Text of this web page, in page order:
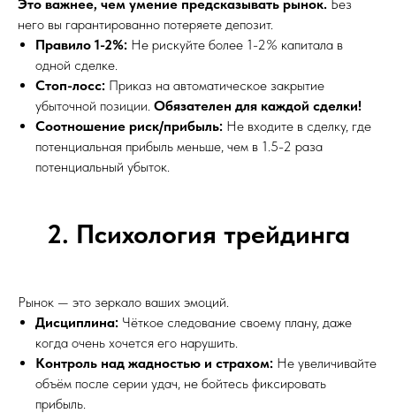
Это важнее, чем умение предсказывать рынок. Без
него вы гарантированно потеряете депозит.
Правило 1-2%: Не рискуйте более 1-2% капитала в
одной сделке.
Стоп-лосс: Приказ на автоматическое закрытие
убыточной позиции. Обязателен для каждой сделки!
Соотношение риск/прибыль: Не входите в сделку, где
потенциальная прибыль меньше, чем в 1.5-2 раза
потенциальный убыток.
2. Психология трейдинга
Рынок — это зеркало ваших эмоций.
Дисциплина: Чёткое следование своему плану, даже
когда очень хочется его нарушить.
Контроль над жадностью и страхом: Не увеличивайте
объём после серии удач, не бойтесь фиксировать
прибыль.